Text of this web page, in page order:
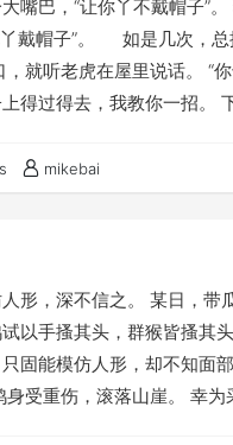
嘴巴，“让你丫不戴帽子”
戴帽子”。 如是几次，总
听老虎在屋里说话。 “你
得过得去，我教你一招。
，给我找个女人来。他给
了，你也能打他，我面子
听，嗯？有一手阿。又说
怒，伸手就给狐狸一个大
mikebai
形，深不信之。 某日，带
以手搔其头，群猴皆搔其
固能模仿人形，却不知面
受重伤，滚落山崖。 幸